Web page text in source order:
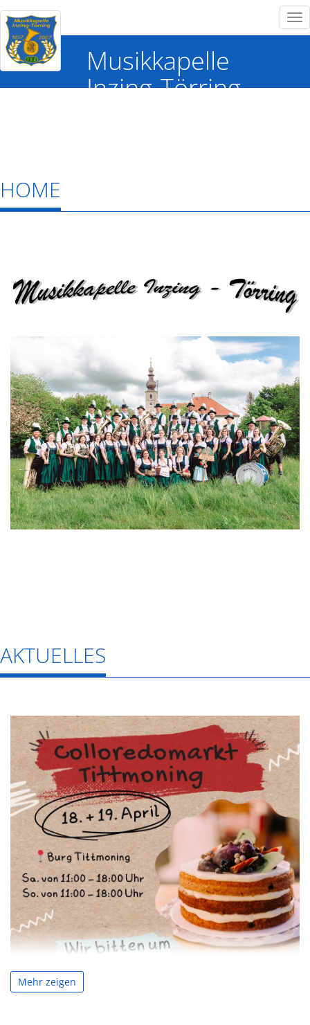
Musikkapelle
Inzing-Törring
HOME
AKTUELLES
Mehr zeigen